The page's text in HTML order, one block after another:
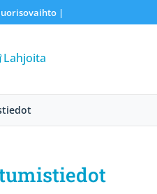
|
Lahjoita